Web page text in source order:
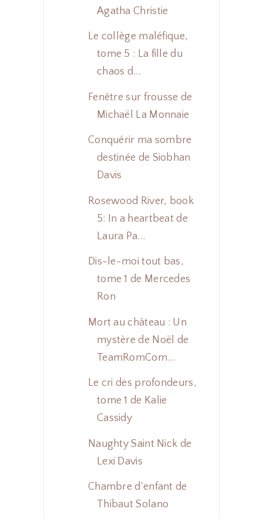
Agatha Christie
Le collège maléfique,
tome 5 : La fille du
chaos d...
Fenêtre sur frousse de
Michaël La Monnaie
Conquérir ma sombre
destinée de Siobhan
Davis
Rosewood River, book
5: In a heartbeat de
Laura Pa...
Dis-le-moi tout bas,
tome 1 de Mercedes
Ron
Mort au château : Un
mystère de Noël de
TeamRomCom...
Le cri des profondeurs,
tome 1 de Kalie
Cassidy
Naughty Saint Nick de
Lexi Davis
Chambre d'enfant de
Thibaut Solano